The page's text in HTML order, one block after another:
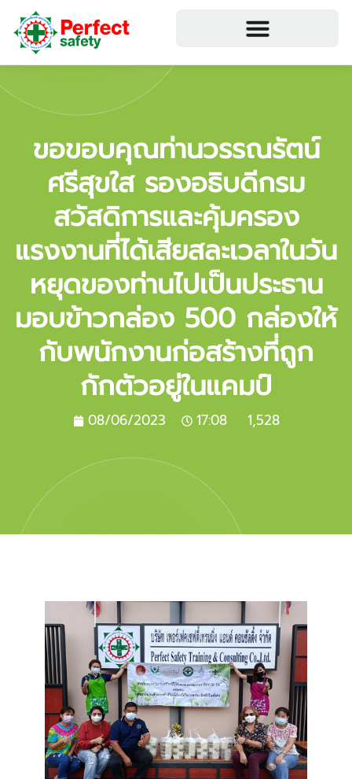
ขอขอบคุณท่านวรรณรัตน์
ศรีสุขใส รองอธิบดีกรม
สวัสดิการและคุ้มครอง
แรงงานที่ได้เสียสละเวลาในวัน
หยุดของท่านไปเป็นประธาน
มอบข้าวกล่อง 500 กล่องให้
กับพนักงานก่อสร้างที่ถูก
กักตัวอยู่ในแคมป์
08/06/2023 17:08 1,528